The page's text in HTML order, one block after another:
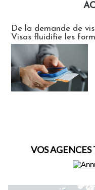
De la demande de
Visas fluidifie les
VOS